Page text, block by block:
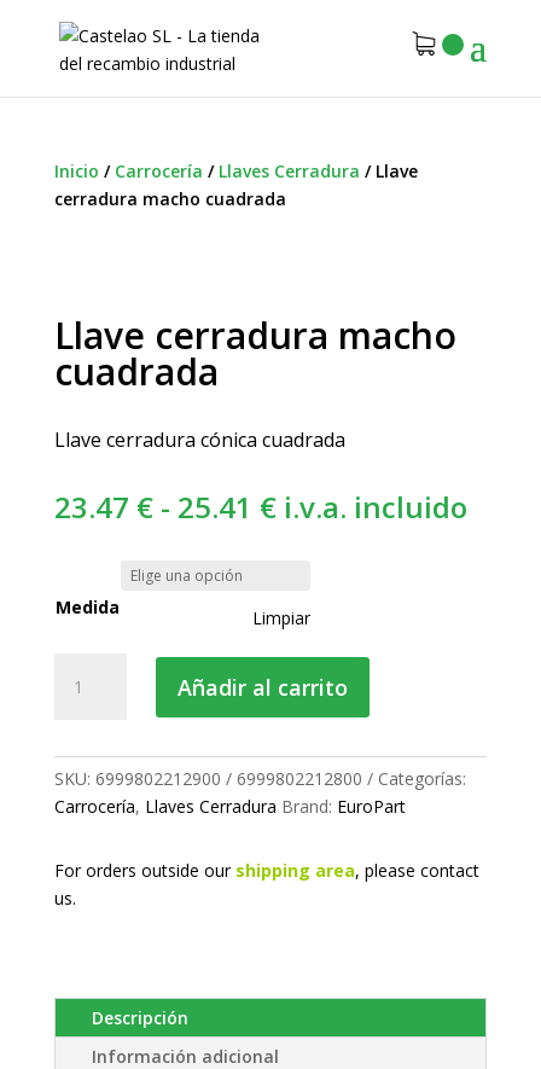
Inicio / Carrocería / Llaves Cerradura / Llave
cerradura macho cuadrada
Llave cerradura macho
cuadrada
Llave cerradura cónica cuadrada
23.47 € - 25.41 €Rango
desde
23.47 €
hasta
25.41 €
i.v.a. incluido
Medida Limpiar
cerradura
cantidad
Añadir al carrito
SKU: 6999802212900 / 6999802212800
Categorías:
Carrocería, Llaves Cerradura Brand: EuroPart
For orders outside our shipping area, please contact
us.
Descripción
Información adicional